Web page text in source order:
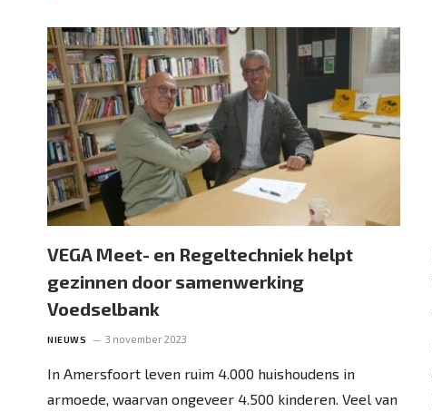
VEGA Meet- en Regeltechniek helpt
gezinnen door samenwerking
Voedselbank
NIEUWS 3 november 2023
In Amersfoort leven ruim 4.000 huishoudens in
armoede, waarvan ongeveer 4.500 kinderen. Veel van